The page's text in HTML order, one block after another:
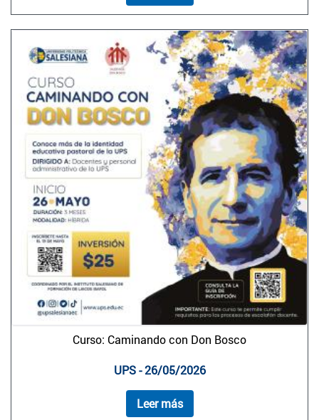
Curso: Caminando con Don Bosco
UPS - 26/05/2026
Leer más